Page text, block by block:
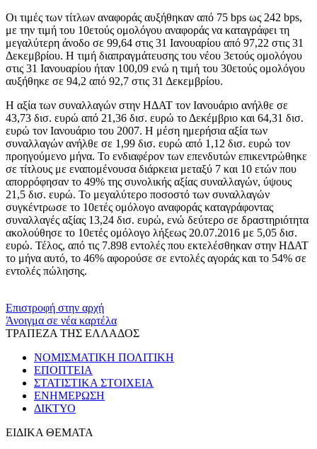
Οι τιμές των τίτλων αναφοράς αυξήθηκαν από 75 bps ως 242 bps,
με την τιμή του 10ετούς ομολόγου αναφοράς να καταγράφει τη
μεγαλύτερη άνοδο σε 99,64 στις 31 Ιανουαρίου από 97,22 στις 31
Δεκεμβρίου. Η τιμή διαπραγμάτευσης του νέου 3ετούς ομολόγου
στις 31 Ιανουαρίου ήταν 100,09 ενώ η τιμή του 30ετούς ομολόγου
αυξήθηκε σε 94,2 από 92,7 στις 31 Δεκεμβρίου.
Η αξία των συναλλαγών στην ΗΔΑΤ τον Ιανουάριο ανήλθε σε
43,73 δισ. ευρώ από 21,36 δισ. ευρώ το Δεκέμβριο και 64,31 δισ.
ευρώ τον Ιανουάριο του 2007. Η μέση ημερήσια αξία των
συναλλαγών ανήλθε σε 1,99 δισ. ευρώ από 1,12 δισ. ευρώ τον
προηγούμενο μήνα. Το ενδιαφέρον των επενδυτών επικεντρώθηκε
σε τίτλους με εναπομένουσα διάρκεια μεταξύ 7 και 10 ετών που
απορρόφησαν το 49% της συνολικής αξίας συναλλαγών, ύψους
21,5 δισ. ευρώ. Το μεγαλύτερο ποσοστό των συναλλαγών
συγκέντρωσε το 10ετές ομόλογο αναφοράς καταγράφοντας
συναλλαγές αξίας 13,24 δισ. ευρώ, ενώ δεύτερο σε δραστηριότητα
ακολούθησε το 10ετές ομόλογο λήξεως 20.07.2016 με 5,05 δισ.
ευρώ. Τέλος, από τις 7.898 εντολές που εκτελέσθηκαν στην ΗΔΑΤ
το μήνα αυτό, το 46% αφορούσε σε εντολές αγοράς και το 54% σε
εντολές πώλησης.
Επιστροφή στην αρχή
Άνοιγμα σε νέα καρτέλα
ΤΡΑΠΕΖΑ ΤΗΣ ΕΛΛΑΔΟΣ
ΝΟΜΙΣΜΑΤΙΚΗ ΠΟΛΙΤΙΚΗ
ΕΠΟΠΤΕΙΑ
ΣΤΑΤΙΣΤΙΚΑ ΣΤΟΙΧΕΙΑ
ΕΝΗΜΕΡΩΣΗ
ΔΙΚΤΥΟ
ΕΙΔΙΚΑ ΘΕΜΑΤΑ